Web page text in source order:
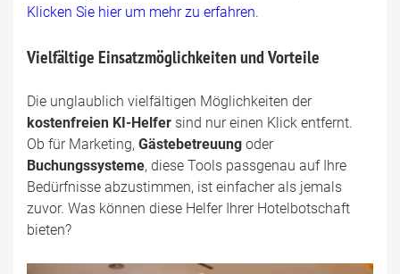
Klicken Sie hier um mehr zu erfahren.
Vielfältige Einsatzmöglichkeiten und Vorteile
Die unglaublich vielfältigen Möglichkeiten der
kostenfreien KI-Helfer sind nur einen Klick entfernt.
Ob für Marketing, Gästebetreuung oder
Buchungssysteme, diese Tools passgenau auf Ihre
Bedürfnisse abzustimmen, ist einfacher als jemals
zuvor. Was können diese Helfer Ihrer Hotelbotschaft
bieten?